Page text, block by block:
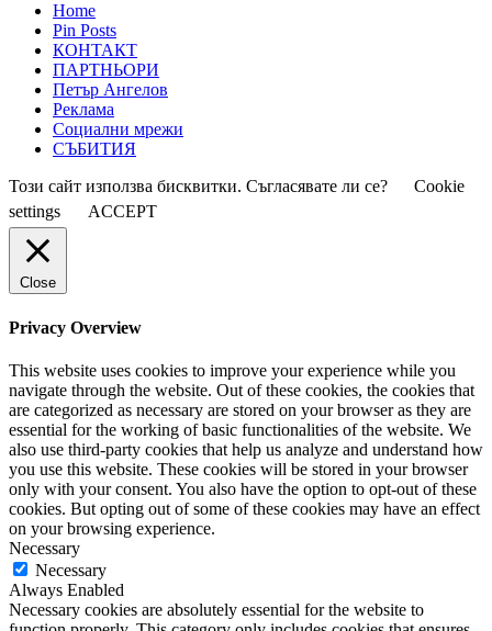
Home
Pin Posts
КОНТАКТ
ПАРТНЬОРИ
Петър Ангелов
Реклама
Социални мрежи
СЪБИТИЯ
Този сайт използва бисквитки. Съгласявате ли се?
Cookie
settings
ACCEPT
Close
Privacy Overview
This website uses cookies to improve your experience while you
navigate through the website. Out of these cookies, the cookies that
are categorized as necessary are stored on your browser as they are
essential for the working of basic functionalities of the website. We
also use third-party cookies that help us analyze and understand how
you use this website. These cookies will be stored in your browser
only with your consent. You also have the option to opt-out of these
cookies. But opting out of some of these cookies may have an effect
on your browsing experience.
Necessary
Necessary
Always Enabled
Necessary cookies are absolutely essential for the website to